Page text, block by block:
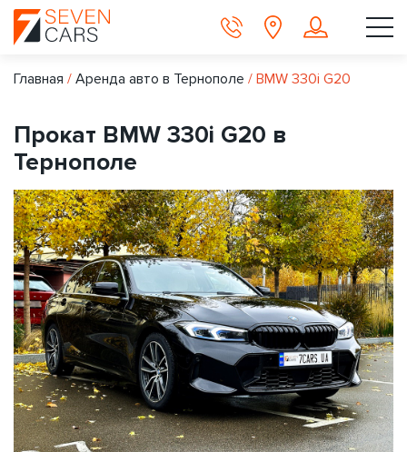
Главная / Аренда авто в Тернополе / BMW 330i G20
Прокат BMW 330i G20 в
Тернополе